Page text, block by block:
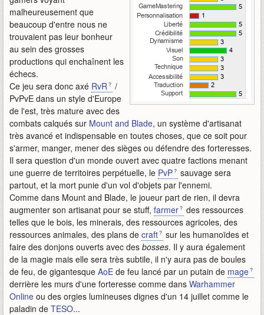
malheureusement que
beaucoup d'entre nous ne
trouvaient pas leur bonheur
au sein des grosses
productions qui enchaînent les
échecs.
Ce jeu sera donc axé RvR
/
PvPvE dans un style d'Europe
de l'est, très mature avec des
combats calqués sur Mount and Blade, un système d'artisanat
très avancé et indispensable en toutes choses, que ce soit pour
s'armer, manger, mener des sièges ou défendre des forteresses.
Il sera question d'un monde ouvert avec quatre factions menant
une guerre de territoires perpétuelle, le PvP
sauvage sera
partout, et la mort punie d'un vol d'objets par l'ennemi.
Comme dans Mount and Blade, le joueur part de rien, il devra
augmenter son artisanat pour se stuff, farmer
des ressources
telles que le bois, les minerais, des ressources agricoles, des
ressources animales, des plans de craft
sur les humanoïdes et
faire des donjons ouverts avec des bosses. Il y aura également
de la magie mais elle sera très subtile, il n'y aura pas de boules
de feu, de gigantesque AoE de feu lancé par un putain de mage
derrière les murs d'une forteresse comme dans Warhammer
Online ou des orgies lumineuses dignes d'un 14 juillet comme le
paladin de TESO...